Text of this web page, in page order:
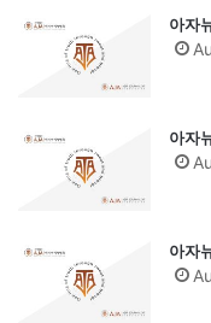
아자
아자
아자